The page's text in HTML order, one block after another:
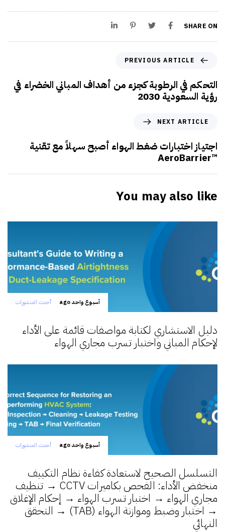
SHARE ON
PREVIOUS ARTICLE
التحكم في الرطوبة كجزء من أهداف المباني الخضراء في
رؤية السعودية 2030
NEXT ARTICLE
اجتياز اختبارات ضغط الهواء أصبح سهلاً مع تقنية
™AeroBarrier
You may also like
أسبوع واحد ago أحدث المنشورات
دليل الاستشاري لكتابة مواصفات قائمة على الأداء
لإحكام المباني واختبار تسرب مجاري الهواء
أسبوع واحد ago أحدث المنشورات
التسلسل الصحيح لاستعادة كفاءة نظام التكييف
منخفض الأداء: الفحص بكاميرات CCTV → تنظيف
مجاري الهواء → اختبار تسرب الهواء → إحكام الإغلاق
→ اختبار وضبط وموازنة الهواء (TAB) → التحقق
النهائي